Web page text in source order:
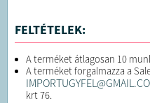
FELTÉTELEK:
A terméket átlagosan 10
A terméket forgalmazza a
krt 76.